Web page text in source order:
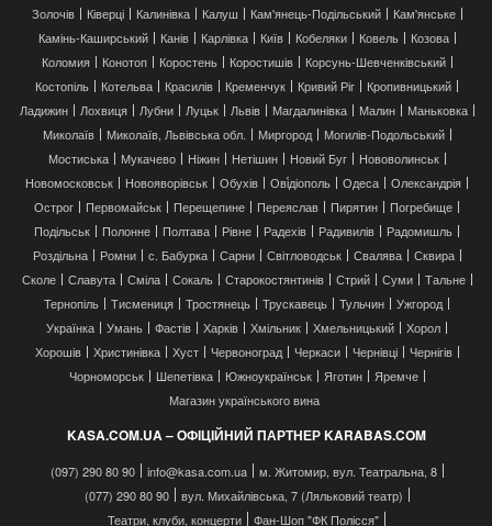
Золочів
Ківерці Калинівка Калуш Кам'янець-Подільський
Кам'янське
Камінь-Каширський
Канів Карлівка Київ Кобеляки Ковель
Козова
Коломия
Конотоп Коростень Коростишів
Корсунь-Шевченківський
Костопіль
Котельва Красилів Кременчук Кривий Ріг
Кропивницький
Ладижин
Лохвиця Лубни Луцьк Львів Магдалинівка Малин
Маньковка
Миколаїв
Миколаїв, Львівська обл. Миргород
Могилів-Подольський
Мостиська
Мукачево Ніжин Нетішин Новий Буг
Нововолинськ
Новомосковськ
Новояворівськ Обухів Ові́діополь Одеса
Олександрія
Острог
Первомайськ Перещепине Переяслав Пирятин
Погребище
Подільськ
Полонне Полтава Рівне Радехів Радивилів
Радомишль
Роздільна
Ромни с. Бабурка Сарни Світловодськ Свалява
Сквира
Сколе
Славута Сміла Сокаль Старокостянтинів Стрий Суми
Тальне
Тернопіль
Тисмениця Тростянець Трускавець Тульчин
Ужгород
Українка
Умань Фастів Харків Хмільник Хмельницький
Хорол
Хорошів
Христинівка Хуст Червоноград Черкаси Чернівці
Чернігів
Чорноморськ
Шепетівка Южноукраїнськ Яготин
Яремче
Магазин українського вина
KASA.COM.UA – ОФІЦІЙНИЙ ПАРТНЕР KARABAS.COM
(097) 290 80 90 info@kasa.com.ua
м. Житомир, вул. Театральна, 8
(077) 290 80 90
вул. Михайлівська, 7 (Ляльковий театр)
Театри, клуби, концерти
Фан-Шоп "ФК Полісся"